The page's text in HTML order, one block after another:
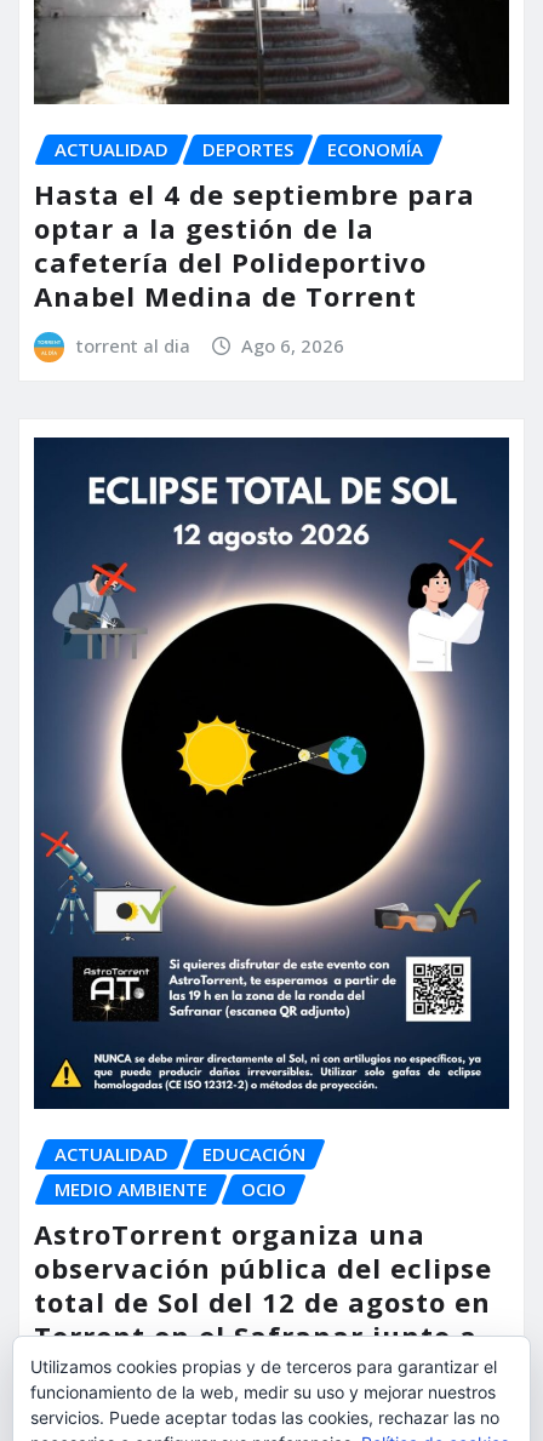
ACTUALIDAD DEPORTES ECONOMÍA
Hasta el 4 de septiembre para
optar a la gestión de la
cafetería del Polideportivo
Anabel Medina de Torrent
torrent al dia Ago 6, 2026
ACTUALIDAD
EDUCACIÓN
MEDIO AMBIENTE
OCIO
AstroTorrent organiza una
observación pública del eclipse
total de Sol del 12 de agosto en
Torrent en el Safranar junto a
las vías del AVE
torrent al dia Ago 5, 2026
Utilizamos cookies propias y de terceros para garantizar el
funcionamiento de la web, medir su uso y mejorar nuestros
servicios. Puede aceptar todas las cookies, rechazar las no